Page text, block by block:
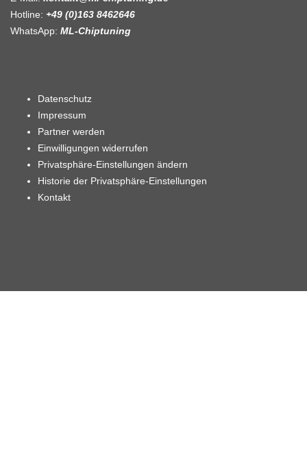
Hotline: +49 (0)163 8462646
WhatsApp: ML-Chiptuning
Datenschutz
Impressum
Partner werden
Einwilligungen widerrufen
Privatsphäre-Einstellungen ändern
Historie der Privatsphäre-Einstellungen
Kontakt